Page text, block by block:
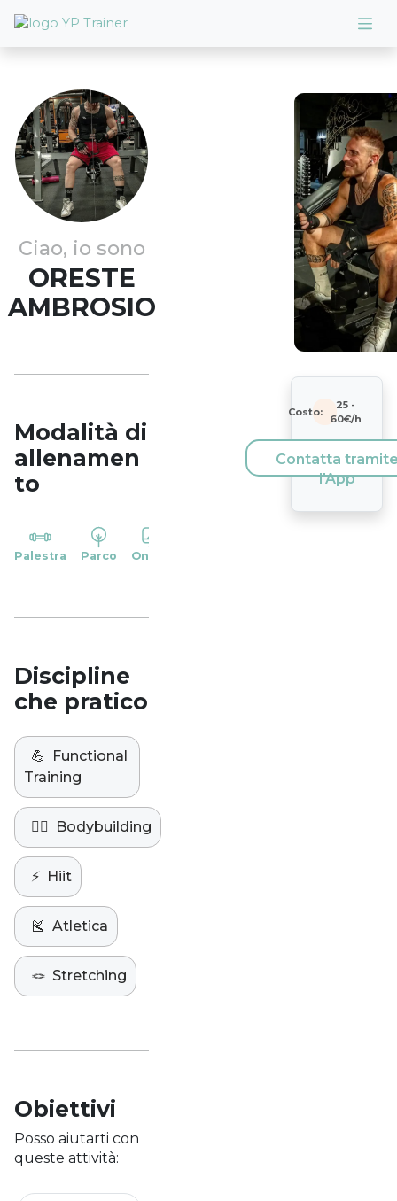
Ciao, io sono
ORESTE
AMBROSIO
Modalità di
allenamen
to
Palestra Parco Online
Discipline
che pratico
💪
Functional
Training
🏋️‍♀️ Bodybuilding
⚡️ Hiit
🎽 Atletica
🪢 Stretching
Obiettivi
Posso aiutarti con
queste attività:
Costo:
25 -
60€/h
Contatta
l'App